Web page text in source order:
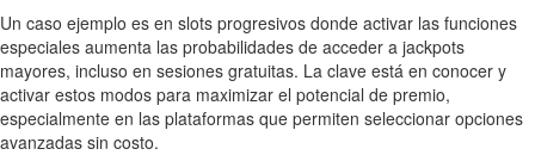
Un caso ejemplo es en slots progresivos donde activar las funciones
especiales aumenta las probabilidades de acceder a jackpots
mayores, incluso en sesiones gratuitas. La clave está en conocer y
activar estos modos para maximizar el potencial de premio,
especialmente en las plataformas que permiten seleccionar opciones
avanzadas sin costo.